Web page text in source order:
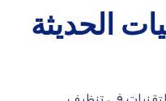
الحديثة